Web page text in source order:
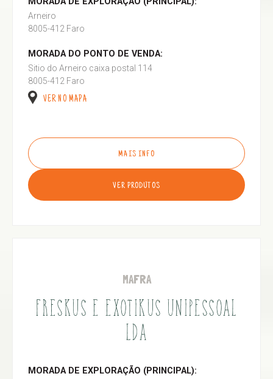
Arneiro
8005-412 Faro
MORADA DO PONTO DE VENDA:
Sitio do Arneiro caixa postal 114
8005-412 Faro
VER NO MAPA
MAIS INFO
VER PRODUTOS
MAFRA
FRESKUS E EXOTIKUS UNIPESSOAL
LDA
MORADA DE EXPLORAÇÃO (PRINCIPAL):